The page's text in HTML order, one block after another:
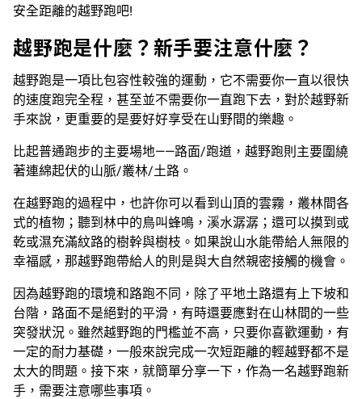
安全距離的越野跑吧!
越野跑是什麼？新手要注意什麼？
越野跑是一項比包容性較強的運動，它不需要你一直以很快
的速度跑完全程，甚至並不需要你一直跑下去，對於越野新
手來說，更重要的是要好好享受在山野間的樂趣。
比起普通跑步的主要場地——路面/跑道，越野跑則主要圍繞
著連綿起伏的山脈/叢林/土路。
在越野跑的過程中，也許你可以看到山頂的雲霧，叢林間各
式的植物；聽到林中的鳥叫蜂鳴，溪水潺潺；還可以摸到或
乾或濕充滿紋路的樹幹與樹枝。如果說山水能帶給人無限的
幸福感，那越野跑帶給人的則是與大自然親密接觸的機會。
因為越野跑的環境和路跑不同，除了平地土路還有上下坡和
台階，路面不是絕對的平滑，有時還要應對在山林間的一些
突發狀況。雖然越野跑的門檻並不高，只要你喜歡運動，有
一定的耐力基礎，一般來說完成一次短距離的輕越野都不是
太大的問題。接下來，就簡單分享一下，作為一名越野跑新
手，需要注意哪些事項。